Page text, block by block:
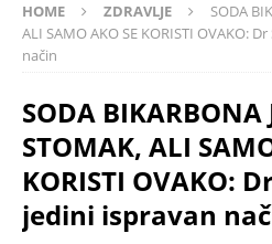
HOME ZDRAVLJE
SODA
ALI SAMO AKO SE KORISTI OVAKO:
način
SODA BIKARBONA
STOMAK, ALI
KORISTI OVAKO:
jedini ispravan